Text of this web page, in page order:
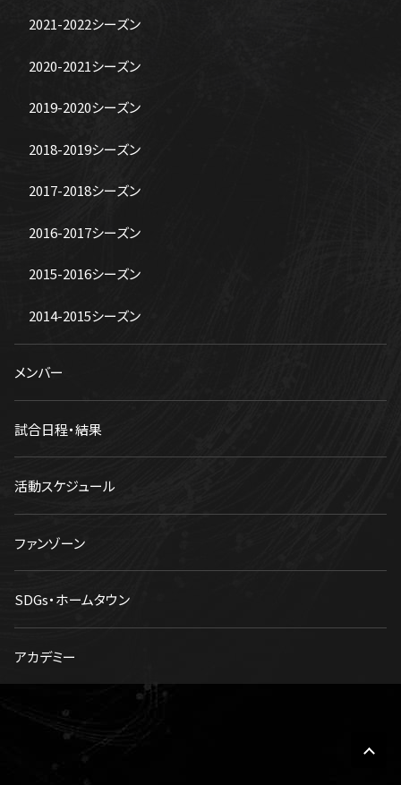
2021-2022シーズン
2020-2021シーズン
2019-2020シーズン
2018-2019シーズン
2017-2018シーズン
2016-2017シーズン
2015-2016シーズン
2014-2015シーズン
メンバー
試合日程・結果
活動スケジュール
ファンゾーン
SDGs・ホームタウン
アカデミー